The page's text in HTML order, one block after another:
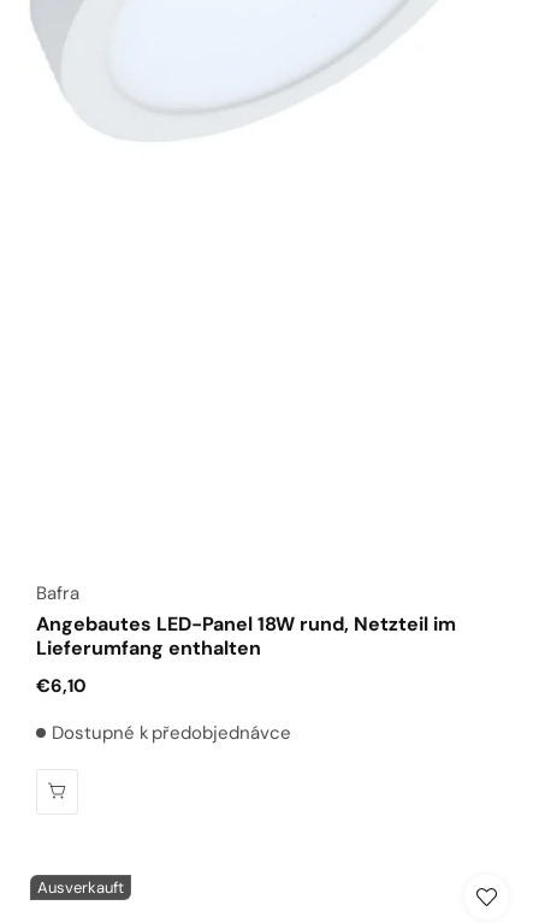
Bafra
Angebautes LED-Panel 18W rund, Netzteil im
Lieferumfang enthalten
Normaler
€6,10
Dostupné k předobjednávce
Ausverkauft